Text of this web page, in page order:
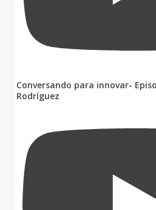
Conversando para innovar-
Rodríguez